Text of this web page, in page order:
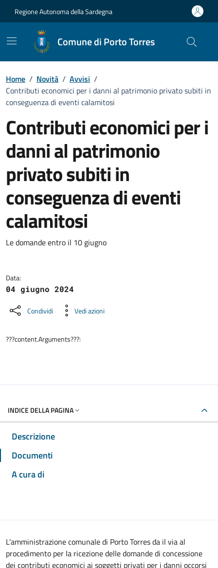
Regione Autonoma della Sardegna
Comune di Porto Torres
Home / Novità / Avvisi /
Contributi economici per i danni al patrimonio privato subiti in
conseguenza di eventi calamitosi
Contributi economici per i
danni al patrimonio
privato subiti in
conseguenza di eventi
calamitosi
Dettagli della notizia
Le domande entro il 10 giugno
Data:
04 giugno 2024
Condividi Vedi azioni
???content.Arguments???:
INDICE DELLA PAGINA
Descrizione
Documenti
A cura di
L’amministrazione comunale di Porto Torres da il via al
procedimento per la ricezione delle domande di concessione
dei contributi economici ai soggetti privati per i danni occorsi